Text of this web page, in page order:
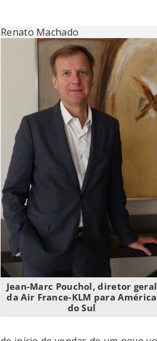
Renato Machado
Jean-Marc Pouchol, diretor geral
da Air France-KLM para América
do Sul